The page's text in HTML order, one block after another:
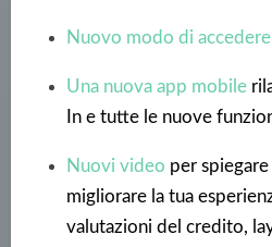
Nuovo modo di
Una nuova app mobile
In e tutte le nuove
Nuovi video per
migliorare la tua
valutazioni del credito,